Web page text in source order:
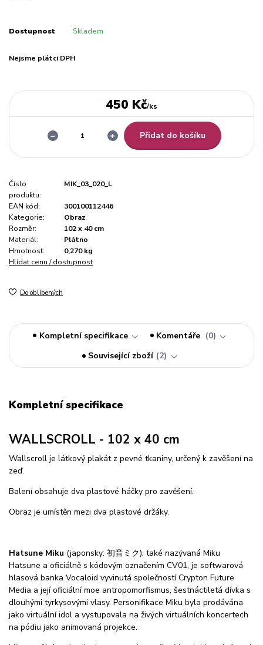
Dostupnost Skladem
Nejsme plátci DPH
450 Kč/ks
Přidat do košíku
Číslo
produktu:
MIK_03_020_L
EAN kód:
300100112446
Kategorie:
Obraz
Rozměr:
102 x 40 cm
Materiál:
Plátno
Hmotnost:
0,270 kg
Hlídat cenu / dostupnost
Do oblíbených
Kompletní specifikace Komentáře
0
Související zboží 2
Kompletní specifikace
WALLSCROLL - 102 x 40 cm
Wallscroll je látkový plakát z pevné tkaniny, určený k zavěšení na
zeď.
Balení obsahuje dva plastové háčky pro zavěšení.
Obraz je umístěn mezi dva plastové držáky.
Hatsune Miku (japonsky: 初音ミク), také nazývaná Miku
Hatsune a oficiálně s kódovým označením CV01, je softwarová
hlasová banka Vocaloid vyvinutá společností Crypton Future
Media a její oficiální moe antropomorfismus, šestnáctiletá dívka s
dlouhými tyrkysovými vlasy. Personifikace Miku byla prodávána
jako virtuální idol a vystupovala na živých virtuálních koncertech
na pódiu jako animovaná projekce.